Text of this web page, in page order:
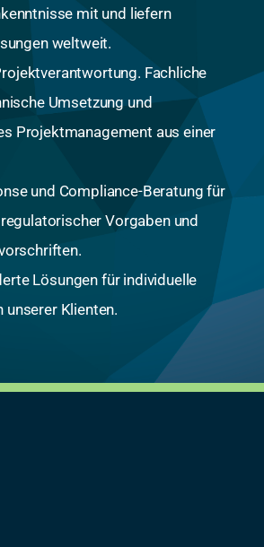
mit und liefern
weltweit.
Fachliche
Umsetzung und
Projektmanagement aus einer
und Compliance-Beratung für
Vorgaben und
Lösungen für individuelle
unserer Klienten.